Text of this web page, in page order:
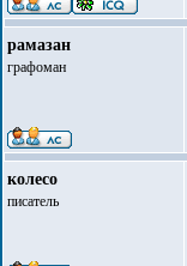
рамазан
графоман
колесо
писатель